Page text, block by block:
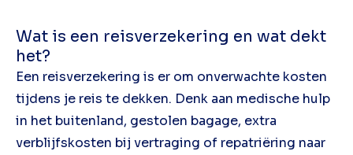
Wat is een reisverzekering en wat dekt
het?
Een reisverzekering is er om onverwachte kosten
tijdens je reis te dekken. Denk aan medische hulp
in het buitenland, gestolen bagage, extra
verblijfskosten bij vertraging of repatriëring naar